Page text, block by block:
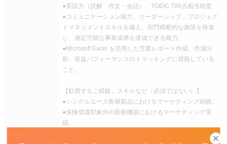
●英語力（読解・作文・会話）、TOEIC 700点相当程度
●コミュニケーション能力、リーダーシップ、プロジェク
トマネジメントスキルを備え、部門横断的な施策を推進
し、測定可能な事業成果を達成できる能力。
●Microsoft Excel を活用した営業レポート作成、市場分
析、収益パフォーマンスのトラッキングに習熟している
こと。
【歓迎するご経験、スキルなど（必須ではない）】
●シングルユース医療製品におけるマーケティング経験。
●保険償還対象外の医療機器におけるマーケティング実
績。